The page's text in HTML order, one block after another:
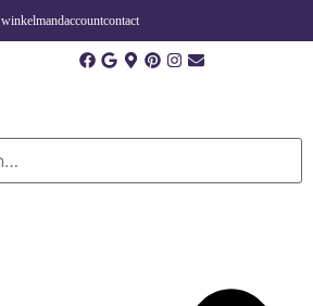
winkelmandaccountcontact